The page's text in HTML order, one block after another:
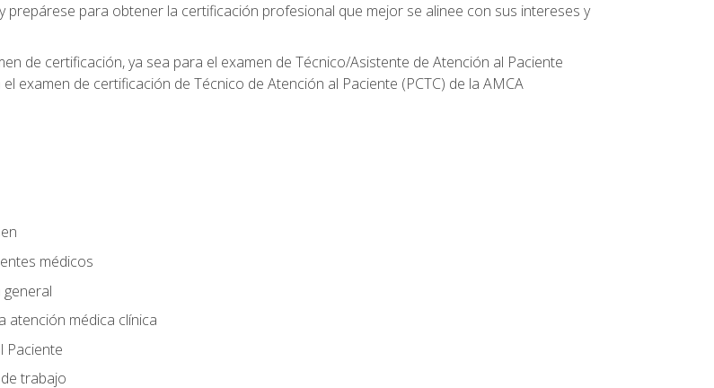
prepárese para obtener la certificación profesional que mejor se alinee con sus intereses y
de certificación, ya sea para el examen de Técnico/Asistente de Atención al Paciente
examen de certificación de Técnico de Atención al Paciente (PCTC) de la AMCA
médicos
atención médica clínica
Paciente
trabajo